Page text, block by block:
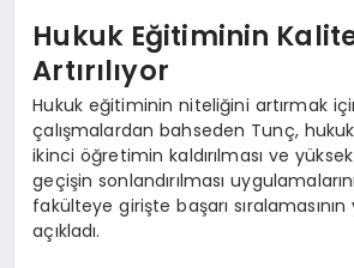
Hukuk Eğitiminin
Artırılıyor
Hukuk eğitiminin niteliğini artırmak
çalışmalardan bahseden Tunç,
ikinci öğretimin kaldırılması ve
geçişin sonlandırılması
fakülteye girişte başarı
açıkladı.